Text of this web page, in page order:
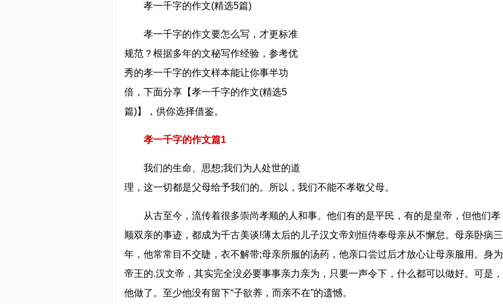
孝一千字的作文(精选5篇)
孝一千字的作文要怎么写，才更标准
规范？根据多年的文秘写作经验，参考优
秀的孝一千字的作文样本能让你事半功
倍，下面分享【孝一千字的作文(精选5
篇)】，供你选择借鉴。
孝一千字的作文篇1
我们的生命、思想;我们为人处世的道
理，这一切都是父母给予我们的。所以，我们不能不孝敬父母。
从古至今，流传着很多崇尚孝顺的人和事。他们有的是平民，有的是皇帝，但他们孝
顺双亲的事迹，都成为千古美谈!薄太后的儿子汉文帝刘恒侍奉母亲从不懈怠。母亲卧病三
年，他常常目不交睫，衣不解带;母亲所服的汤药，他亲口尝过后才放心让母亲服用。身为
帝王的.汉文帝，其实完全没必要事事亲力亲为，只要一声令下，什么都可以做好。可是，
他做了。至少他没有留下“子欲养，而亲不在”的遗憾。